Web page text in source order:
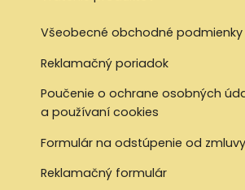
Všeobecné obchodné podmienky
Reklamačný poriadok
Poučenie o ochrane osobných
a používaní cookies
Formulár na odstúpenie od zmluvy
Reklamačný formulár